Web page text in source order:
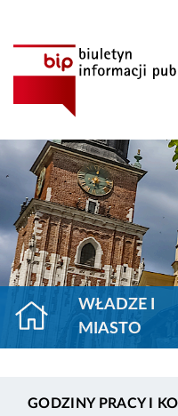
WŁADZE I
MIASTO
GODZINY PRACY I